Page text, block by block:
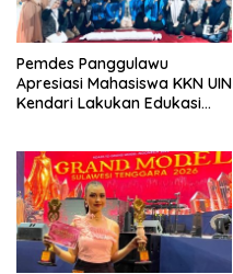
Pemdes Panggulawu
Apresiasi Mahasiswa KKN UIN
Kendari Lakukan Edukasi